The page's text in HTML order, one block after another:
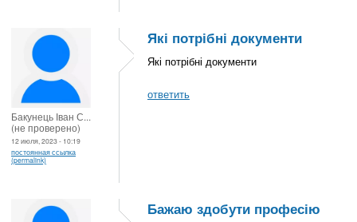
Бакунець Іван С...
(не проверено)
12 июля, 2023 - 10:19
постоянная ссылка
(permalink)
Які потрібні документи
Які потрібні документи
ответить
Бажаю здобути професію